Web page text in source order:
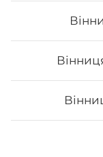
₴